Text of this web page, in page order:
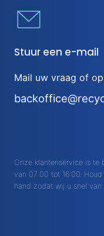
Stuur een e-mail
Mail uw vraag of
Onze klantenservice is te
van 07:00 tot 16:00.
hand zodat wij u snel van